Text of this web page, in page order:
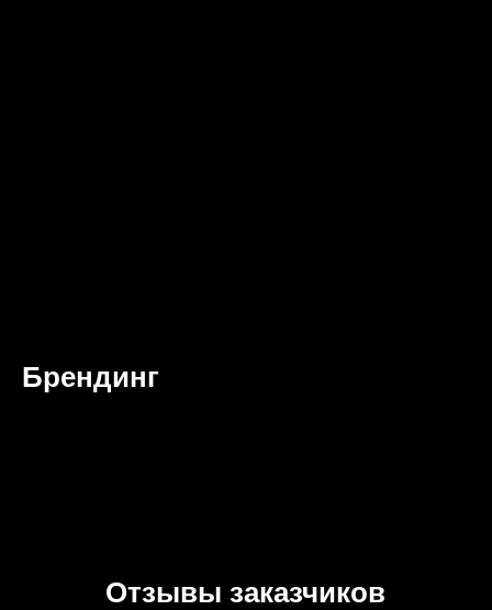
Брендинг
Отзывы заказчиков